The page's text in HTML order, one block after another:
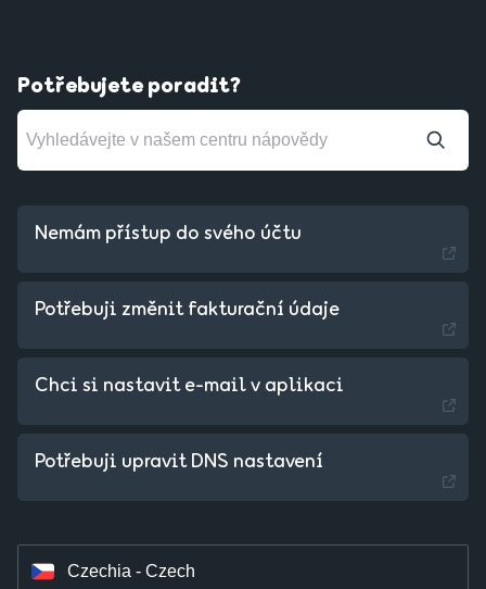
Potřebujete poradit?
Nemám přístup do svého účtu
Potřebuji změnit fakturační údaje
Chci si nastavit e-mail v aplikaci
Potřebuji upravit DNS nastavení
Czechia - Czech